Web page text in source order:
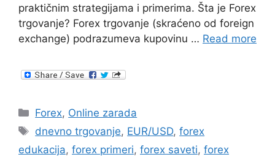
praktičnim strategijama i primerima. Šta je Forex
trgovanje? Forex trgovanje (skraćeno od foreign
exchange) podrazumeva kupovinu … Read more
Categories
Forex, Online zarada
Tags
dnevno trgovanje, EUR/USD,forex
edukacija, forex primeri, forex saveti, forex